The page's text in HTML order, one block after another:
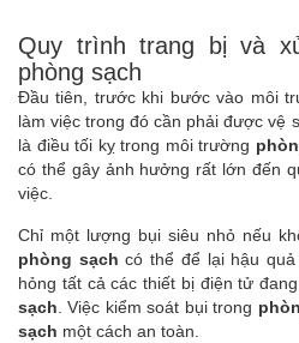
Quy trình trang bị và
phòng sạch
Đầu tiên, trước khi bước vào môi
làm việc trong đó cần phải được vệ
là điều tối kỵ trong môi trường
có thể gây ảnh hưởng rất lớn đến
việc.
Chỉ một lượng bụi siêu nhỏ nếu
phòng sạch có thể để lại hậu
hỏng tất cả các thiết bị điện tử
sạch. Việc kiểm soát bụi trong
sạch một cách an toàn.